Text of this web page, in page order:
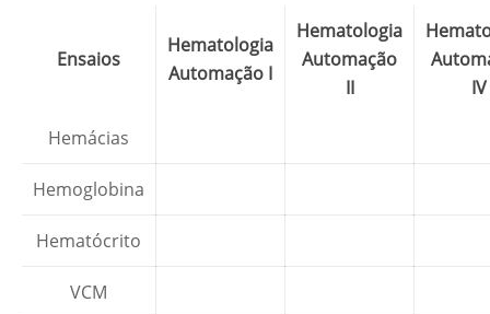
Ensaios
Hematologia
Automação I
Hematologia
Automação
II
IV
Hemácias
Hemoglobina
Hematócrito
VCM